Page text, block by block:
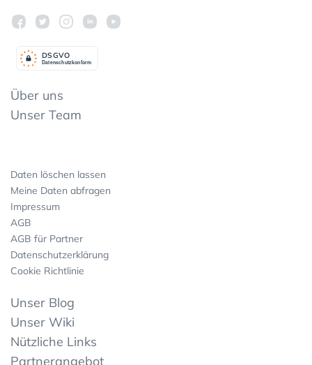
Datenschutzkonform
DSGVO
Über uns
Unser Team
Daten löschen lassen
Meine Daten abfragen
Impressum
AGB
AGB für Partner
Datenschutzerklärung
Cookie Richtlinie
Unser Blog
Unser Wiki
Nützliche Links
Partnerangebot